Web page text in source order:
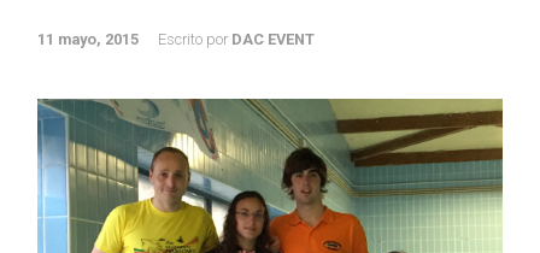
11 mayo, 2015 Escrito por DAC EVENT